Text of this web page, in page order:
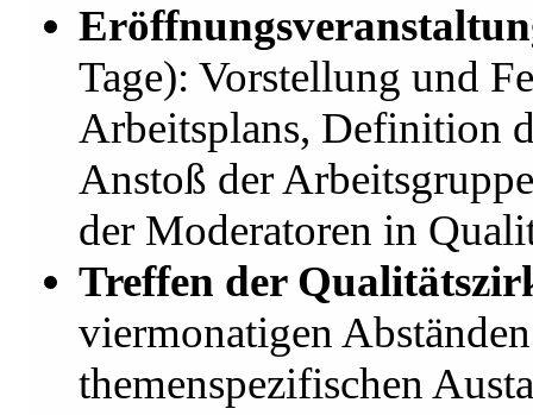
Tage): Vorstellung und
Arbeitsplans, Definition
Anstoß der
der Moderatoren in
Treffen der
viermonatigen
themenspezifischen